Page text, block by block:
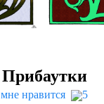
Прибаутки
мне нравится 5